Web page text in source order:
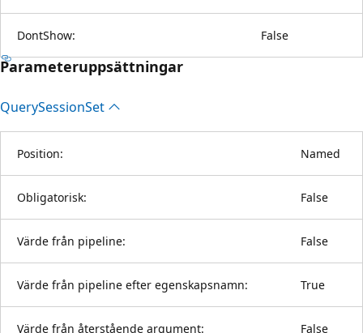
DontShow: False
Parameteruppsättningar
QuerySessionSet
Position: Named
Obligatorisk: False
Värde från pipeline: False
Värde från pipeline efter egenskapsnamn: True
Värde från återstående argument: False